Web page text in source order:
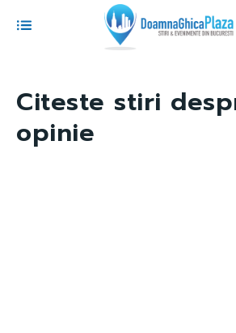
Citeste stiri
opinie